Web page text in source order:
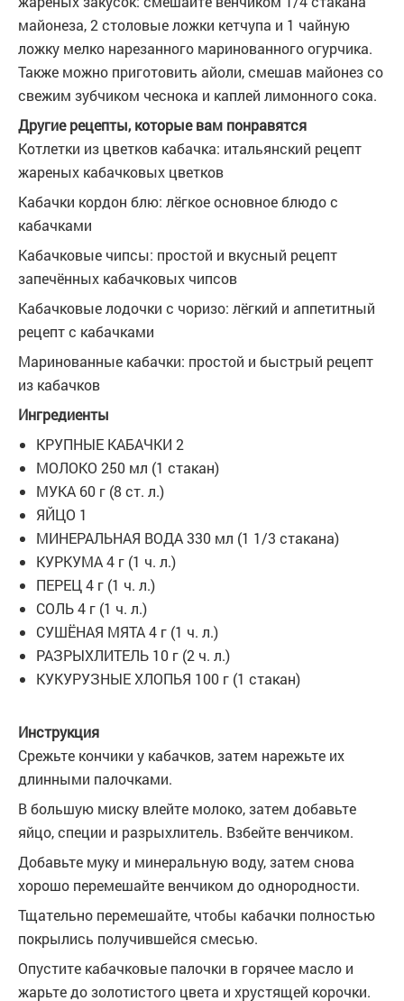
майонеза, 2 столовые ложки кетчупа и 1 чайную
ложку мелко нарезанного маринованного огурчика.
Также можно приготовить айоли, смешав майонез со
свежим зубчиком чеснока и каплей лимонного сока.
Другие рецепты, которые вам понравятся
Котлетки из цветков кабачка: итальянский рецепт
жареных кабачковых цветков
Кабачки кордон блю: лёгкое основное блюдо с
кабачками
Кабачковые чипсы: простой и вкусный рецепт
запечённых кабачковых чипсов
Кабачковые лодочки с чоризо: лёгкий и аппетитный
рецепт с кабачками
Маринованные кабачки: простой и быстрый рецепт
из кабачков
Ингредиенты
КРУПНЫЕ КАБАЧКИ 2
МОЛОКО 250 мл (1 стакан)
МУКА 60 г (8 ст. л.)
ЯЙЦО 1
МИНЕРАЛЬНАЯ ВОДА 330 мл (1 1/3 стакана)
КУРКУМА 4 г (1 ч. л.)
ПЕРЕЦ 4 г (1 ч. л.)
СОЛЬ 4 г (1 ч. л.)
СУШЁНАЯ МЯТА 4 г (1 ч. л.)
РАЗРЫХЛИТЕЛЬ 10 г (2 ч. л.)
КУКУРУЗНЫЕ ХЛОПЬЯ 100 г (1 стакан)
Инструкция
Срежьте кончики у кабачков, затем нарежьте их
длинными палочками.
В большую миску влейте молоко, затем добавьте
яйцо, специи и разрыхлитель. Взбейте венчиком.
Добавьте муку и минеральную воду, затем снова
хорошо перемешайте венчиком до однородности.
Тщательно перемешайте, чтобы кабачки полностью
покрылись получившейся смесью.
Опустите кабачковые палочки в горячее масло и
жарьте до золотистого цвета и хрустящей корочки.